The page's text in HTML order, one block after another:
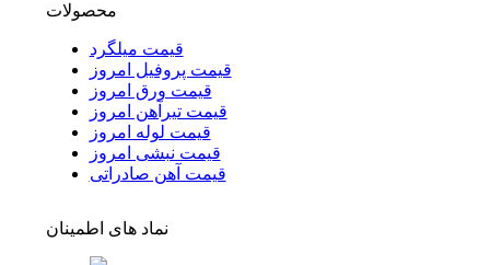
محصولات
قیمت میلگرد
قیمت پروفیل امروز
قیمت ورق امروز
قیمت تیرآهن امروز
قیمت لوله امروز
قیمت نبشی امروز
قیمت آهن صادراتی
نماد های اطمینان